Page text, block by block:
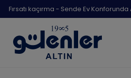
Fırsatı kaçırma - Sende Ev Konforunda